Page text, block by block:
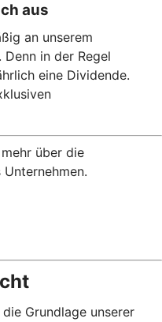
aus
an unserem
in der Regel
eine Dividende.
über die
Grundlage unserer